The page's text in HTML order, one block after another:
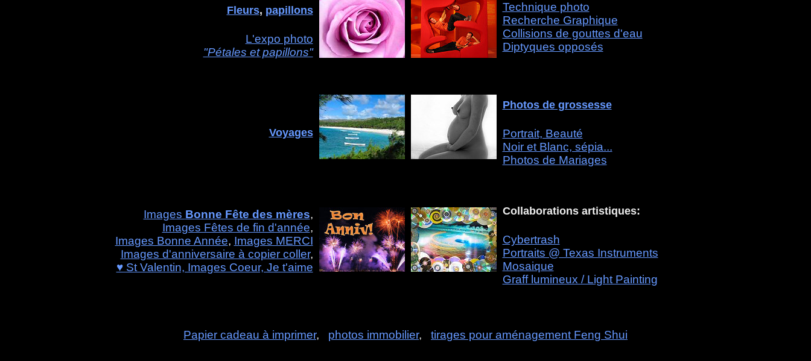
Fleurs, papillons
L'expo photo
"Pétales et papillons"
Technique photo
Recherche Graphique
Collisions de gouttes d'eau
Diptyques opposés
Voyages
Photos de grossesse
Portrait, Beauté
Noir et Blanc, sépia...
Photos de Mariages
Images Bonne Fête des mères,
Images Fêtes de fin d'année,
Images Bonne Année, Images MERCI
Images d'anniversaire à copier coller,
♥ St Valentin, Images Coeur, Je t'aime
Collaborations artistiques:
Cybertrash
Portraits @ Texas Instruments
Mosaique
Graff lumineux / Light Painting
Papier cadeau à imprimer, photos immobilier, tirages pour aménagement Feng Shui